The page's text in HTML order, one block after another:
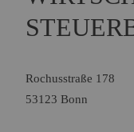
Rochusstraße 178
53123 Bonn
Cookies:
Laufzeit:
Dauer